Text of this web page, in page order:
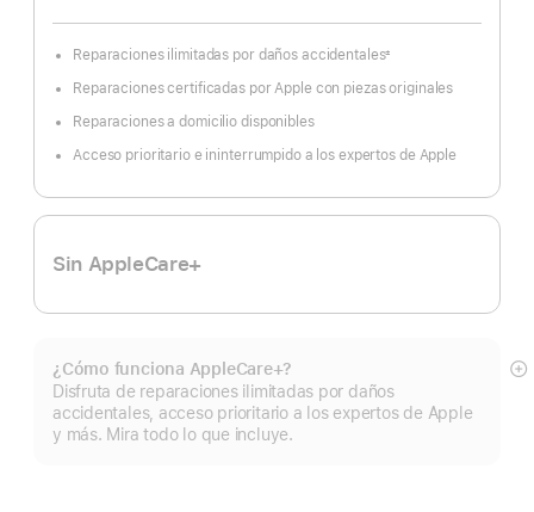
Reparaciones ilimitadas por daños accidentales
Nota
pie
±
Reparaciones certificadas por Apple con piezas originales
Reparaciones a domicilio disponibles
Acceso prioritario e ininterrumpido a los expertos de Apple
Sin AppleCare+
¿Cómo funciona AppleCare+?
Disfruta de reparaciones ilimitadas por daños
accidentales, acceso prioritario a los expertos de Apple
y más. Mira todo lo que incluye.